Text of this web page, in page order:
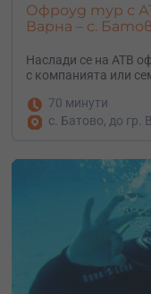
Офроуд тур с
Варна – с.
Наслади се на АТВ
с компанията или
70 минути
с. Батово, до гр.